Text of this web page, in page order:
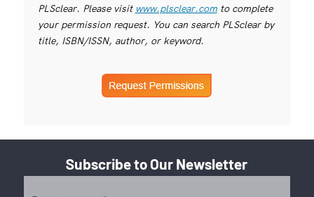
PLSclear. Please visit www.plsclear.comto complete
your permission request. You can search PLSclear by
title, ISBN/ISSN, author, or keyword.
Subscribe to Our Newsletter